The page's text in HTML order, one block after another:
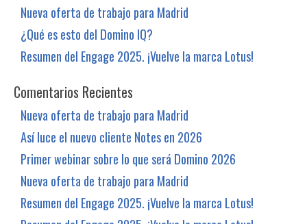
Nueva oferta de trabajo para Madrid
¿Qué es esto del Domino IQ?
Resumen del Engage 2025. ¡Vuelve la marca Lotus!
Comentarios Recientes
Nueva oferta de trabajo para Madrid
Así luce el nuevo cliente Notes en 2026
Primer webinar sobre lo que será Domino 2026
Nueva oferta de trabajo para Madrid
Resumen del Engage 2025. ¡Vuelve la marca Lotus!